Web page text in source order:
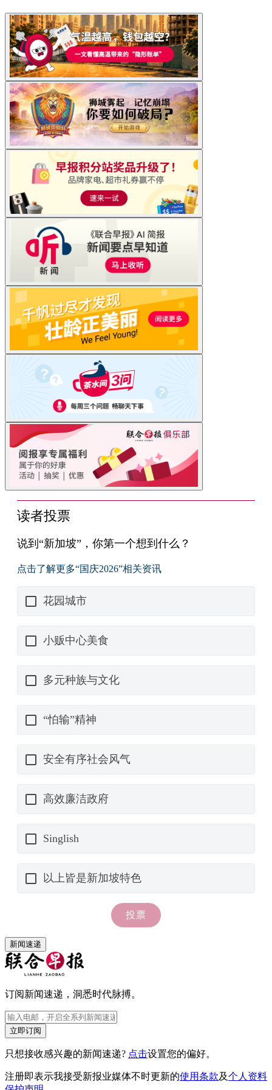
新闻速递
订阅新闻速递，洞悉时代脉搏。
立即订阅
只想接收感兴趣的新闻速递? 点击设置您的偏好。
注册即表示我接受新报业媒体不时更新的使用条款及个人资料